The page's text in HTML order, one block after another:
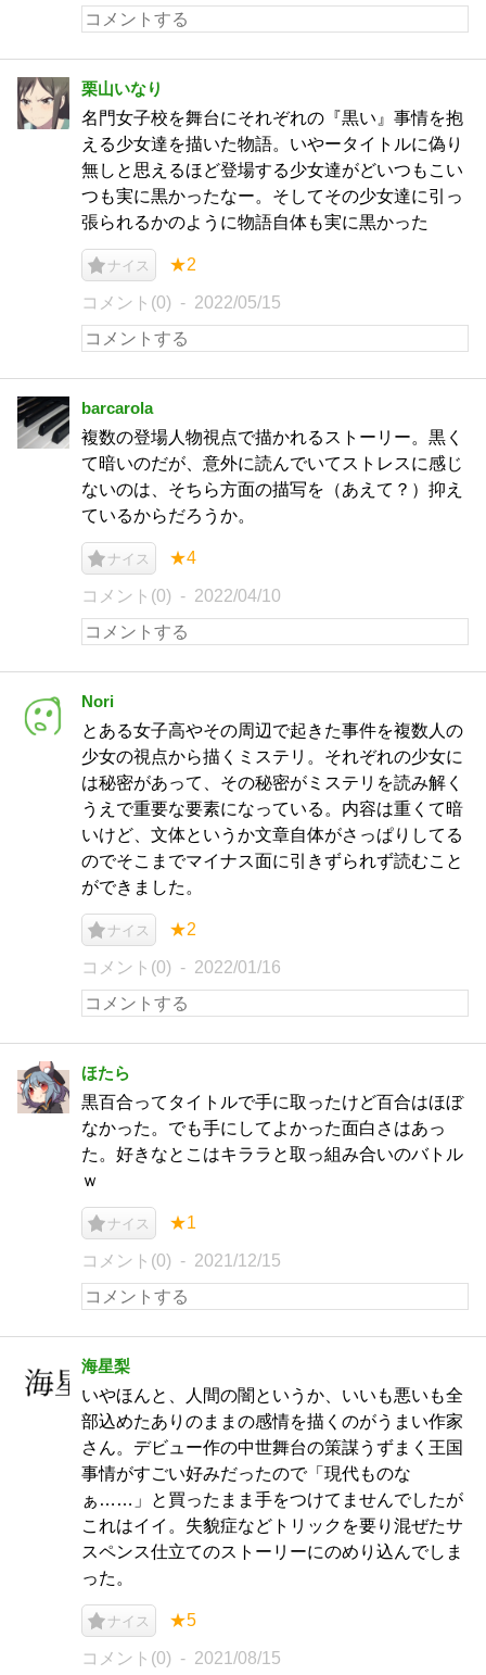
栗山いなり
名門女子校を舞台にそれぞれの『黒い』事情を抱
える少女達を描いた物語。いやータイトルに偽り
無しと思えるほど登場する少女達がどいつもこい
つも実に黒かったなー。そしてその少女達に引っ
張られるかのように物語自体も実に黒かった
ナイス ★2
コメント(0) 2022/05/15
barcarola
複数の登場人物視点で描かれるストーリー。黒く
て暗いのだが、意外に読んでいてストレスに感じ
ないのは、そちら方面の描写を（あえて？）抑え
ているからだろうか。
ナイス ★4
コメント(0) 2022/04/10
Nori
とある女子高やその周辺で起きた事件を複数人の
少女の視点から描くミステリ。それぞれの少女に
は秘密があって、その秘密がミステリを読み解く
うえで重要な要素になっている。内容は重くて暗
いけど、文体というか文章自体がさっぱりしてる
のでそこまでマイナス面に引きずられず読むこと
ができました。
ナイス ★2
コメント(0) 2022/01/16
ほたら
黒百合ってタイトルで手に取ったけど百合はほぼ
なかった。でも手にしてよかった面白さはあっ
た。好きなとこはキララと取っ組み合いのバトル
ｗ
ナイス ★1
コメント(0) 2021/12/15
海星梨
いやほんと、人間の闇というか、いいも悪いも全
部込めたありのままの感情を描くのがうまい作家
さん。デビュー作の中世舞台の策謀うずまく王国
事情がすごい好みだったので「現代ものな
ぁ……」と買ったまま手をつけてませんでしたが
これはイイ。失貌症などトリックを要り混ぜたサ
スペンス仕立てのストーリーにのめり込んでしま
った。
ナイス ★5
コメント(0) 2021/08/15